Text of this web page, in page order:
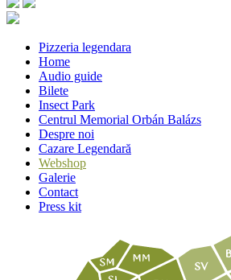
Pizzeria legendara
Home
Audio guide
Bilete
Insect Park
Centrul Memorial Orbán Balázs
Despre noi
Cazare Legendară
Webshop
Galerie
Contact
Press kit